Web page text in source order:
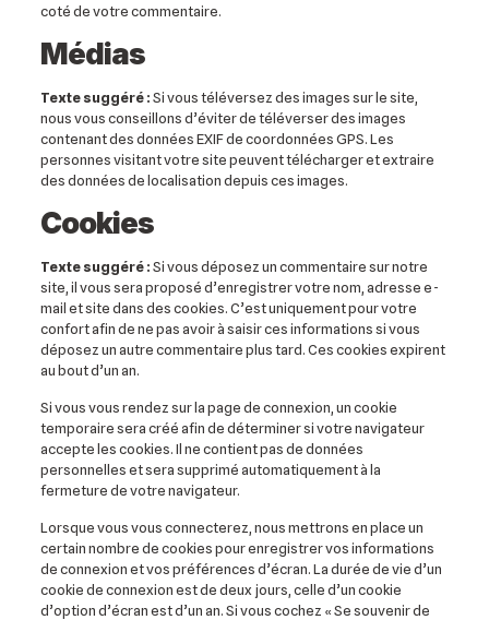
coté de votre commentaire.
Médias
Texte suggéré :Si vous téléversez des images sur le site,
nous vous conseillons d’éviter de téléverser des images
contenant des données EXIF de coordonnées GPS. Les
personnes visitant votre site peuvent télécharger et extraire
des données de localisation depuis ces images.
Cookies
Texte suggéré :Si vous déposez un commentaire sur notre
site, il vous sera proposé d’enregistrer votre nom, adresse e-
mail et site dans des cookies. C’est uniquement pour votre
confort afin de ne pas avoir à saisir ces informations si vous
déposez un autre commentaire plus tard. Ces cookies expirent
au bout d’un an.
Si vous vous rendez sur la page de connexion, un cookie
temporaire sera créé afin de déterminer si votre navigateur
accepte les cookies. Il ne contient pas de données
personnelles et sera supprimé automatiquement à la
fermeture de votre navigateur.
Lorsque vous vous connecterez, nous mettrons en place un
certain nombre de cookies pour enregistrer vos informations
de connexion et vos préférences d’écran. La durée de vie d’un
cookie de connexion est de deux jours, celle d’un cookie
d’option d’écran est d’un an. Si vous cochez « Se souvenir de